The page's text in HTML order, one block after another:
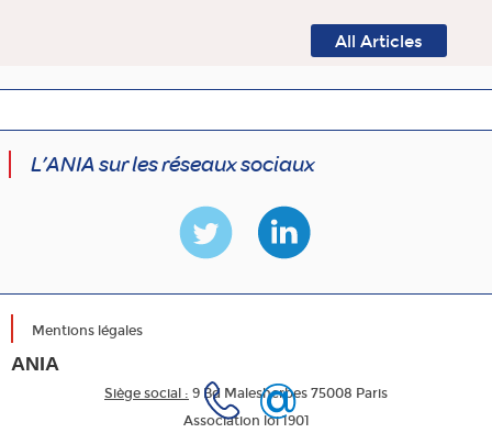
All Articles
L’ANIA sur les réseaux sociaux
Mentions légales
ANIA
Siège social : 9 Bd Malesherbes 75008 Paris
Association loi 1901